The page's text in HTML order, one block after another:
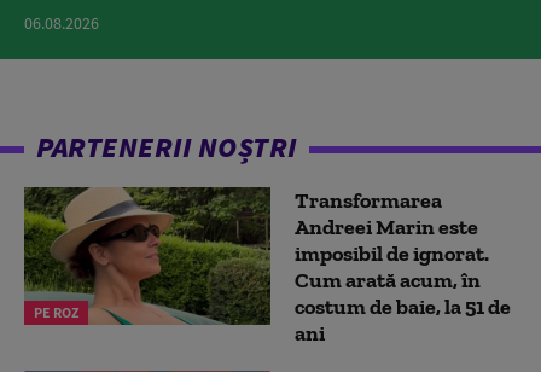
06.08.2026
PARTENERII NOȘTRI
PE ROZ
Transformarea
Andreei Marin este
imposibil de ignorat.
Cum arată acum, în
costum de baie, la 51 de
ani